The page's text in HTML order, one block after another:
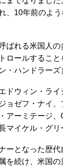
、10年前のよ
ばれる米国人
ロールするこ
・ハンドラーズ
ドウィン・ライ
ョゼフ・ナイ
アーミテージ
マイケル・グ
ーとなった歴
を続け、米国